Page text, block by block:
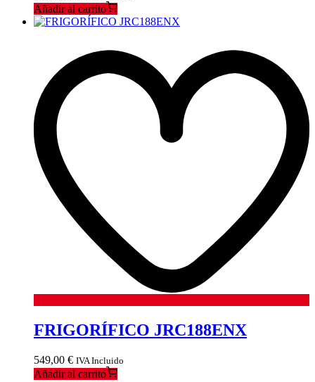
Añadir al carrito
FRIGORÍFICO JRC188ENX
549,00 € IVA Incluido
Añadir al carrito